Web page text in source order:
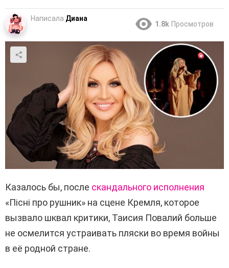
Написала Диана
1.8k Просмотров
Казалось бы, после скандального исполнения
«Пісні про рушник» на сцене Кремля, которое
вызвало шквал критики, Таисия Повалий больше
не осмелится устраивать пляски во время войны
в её родной стране.